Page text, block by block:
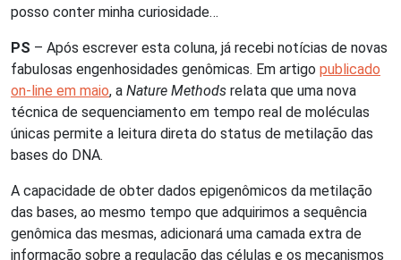
posso conter minha curiosidade…
PS – Após escrever esta coluna, já recebi notícias de novas
fabulosas engenhosidades genômicas. Em artigo publicado
on-line em maio, a Nature Methods relata que uma nova
técnica de sequenciamento em tempo real de moléculas
únicas permite a leitura direta do status de metilação das
bases do DNA.
A capacidade de obter dados epigenômicos da metilação
das bases, ao mesmo tempo que adquirimos a sequência
genômica das mesmas, adicionará uma camada extra de
informação sobre a regulação das células e os mecanismos